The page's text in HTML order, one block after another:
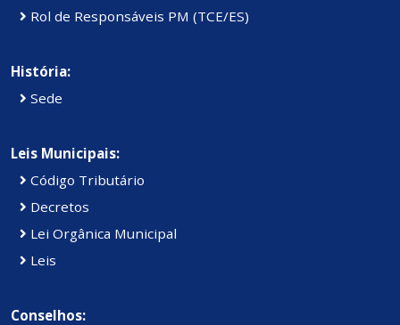
Rol de Responsáveis PM (TCE/ES)
História:
Sede
Leis Municipais:
Código Tributário
Decretos
Lei Orgânica Municipal
Leis
Conselhos: